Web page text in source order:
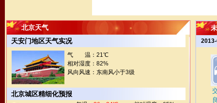
北京天气
天安门地区天气实况
气 温：21℃
相对湿度：82%
风向风速：东南风小于3级
北京城区精细化预报